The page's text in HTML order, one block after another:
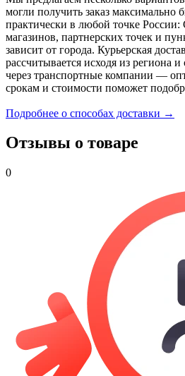
могли получить заказ максимально
практически в любой точке
магазинов, партнерских точек и
зависит от города. Курьерская
рассчитывается исходя из региона
через транспортные компании —
срокам и стоимости поможет
Подробнее о способах доставки →
Отзывы о товаре
0